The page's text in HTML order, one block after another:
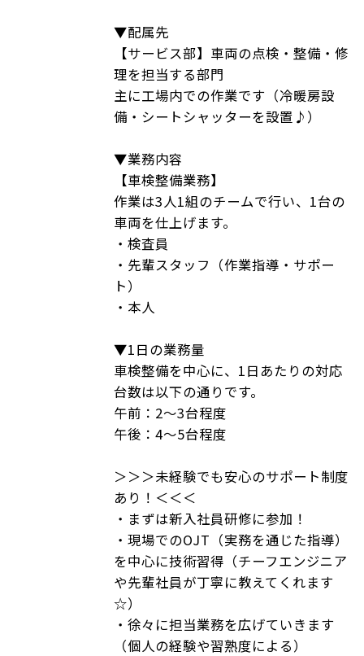
▼配属先
【サービス部】車両の点検・整備・修
理を担当する部門
主に工場内での作業です（冷暖房設
備・シートシャッターを設置♪）
▼業務内容
【車検整備業務】
作業は3人1組のチームで行い、1台の
車両を仕上げます。
・検査員
・先輩スタッフ（作業指導・サポー
ト）
・本人
▼1日の業務量
車検整備を中心に、1日あたりの対応
台数は以下の通りです。
午前：2～3台程度
午後：4～5台程度
＞＞＞未経験でも安心のサポート制度
あり！＜＜＜
・まずは新入社員研修に参加！
・現場でのOJT（実務を通じた指導）
を中心に技術習得（チーフエンジニア
や先輩社員が丁寧に教えてくれます
☆）
・徐々に担当業務を広げていきます
（個人の経験や習熟度による）